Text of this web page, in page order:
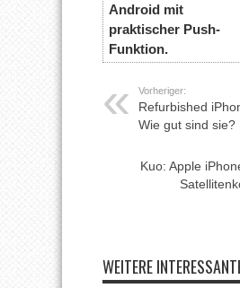
Android mit
praktischer Push-
Funktion.
Vorheriger:
Refurbished
Wie gut sind sie?
Kuo: Apple
WEITERE